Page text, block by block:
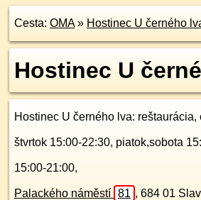
Cesta: OMA» Hostinec U černého
Hostinec U
Hostinec U černého lva: reštaurácia,
štvrtok 15:00-22:30, piatok,sobota
15:00-21:00,
Palackého náměstí 81 , 684 01